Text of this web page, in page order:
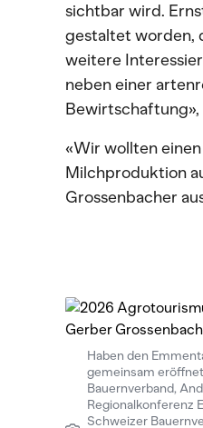
sichtbar wird.
gestaltet worden,
weitere
neben einer
«Wir wollten
Milchproduktion
Grossenbacher
Haben den
gemeinsam
Bauernverband,
Regionalkonferenz
Schweizer